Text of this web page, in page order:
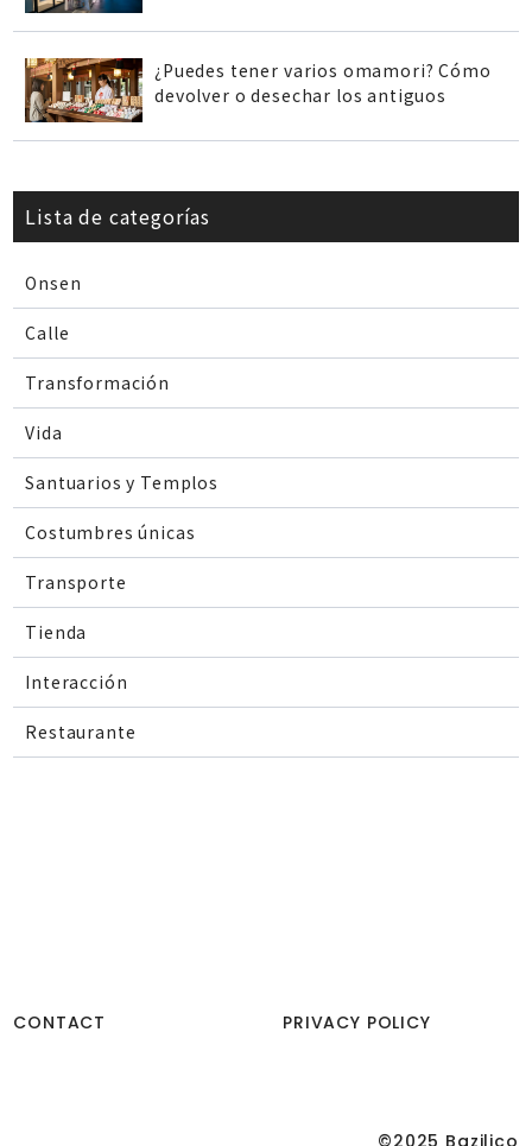
¿Puedes tener varios omamori? Cómo
devolver o desechar los antiguos
Lista de categorías
Onsen
Calle
Transformación
Vida
Santuarios y Templos
Costumbres únicas
Transporte
Tienda
Interacción
Restaurante
CONTACT PRIVACY POLICY
©2025 Bazilico